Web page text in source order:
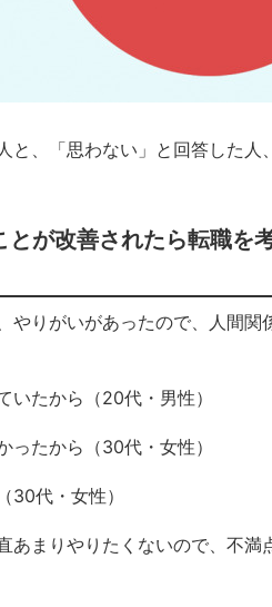
と、「思わない」と回答した
とが改善されたら転職を
やりがいがあったので、人間
いたから（20代・男性）
ったから（30代・女性）
30代・女性）
あまりやりたくないので、不